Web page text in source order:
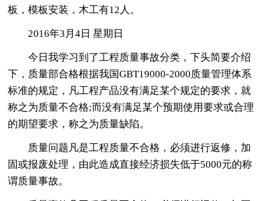
板，模板安装，木工有12人。
2016年3月4日 星期日
今日我学习到了工程质量事故分类，下头简要介绍
下，质量部合格根据我国GBT19000-2000质量管理体系
标准的规定，凡工程产品没有满足某个规定的要求，就
称之为质量不合格;而没有满足某个预期使用要求或合理
的期望要求，称之为质量缺陷。
质量问题凡是工程质量不合格，必须进行返修，加
固或报废处理，由此造成直接经济损失低于5000元的称
谓质量事故。